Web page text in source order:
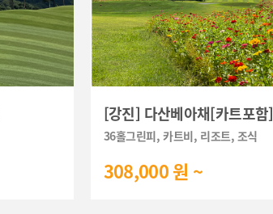
[강진] 다산베아채[카트포함]
36홀그린피, 카트비, 리조트, 조식
308,000 원 ~